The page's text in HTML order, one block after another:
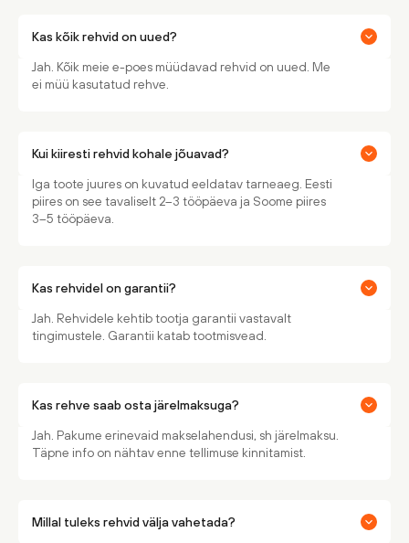
Kas kõik rehvid on uued?
Jah. Kõik meie e-poes müüdavad rehvid on uued. Me
ei müü kasutatud rehve.
Kui kiiresti rehvid kohale jõuavad?
Iga toote juures on kuvatud eeldatav tarneaeg. Eesti
piires on see tavaliselt 2–3 tööpäeva ja Soome piires
3–5 tööpäeva.
Kas rehvidel on garantii?
Jah. Rehvidele kehtib tootja garantii vastavalt
tingimustele. Garantii katab tootmisvead.
Kas rehve saab osta järelmaksuga?
Jah. Pakume erinevaid makselahendusi, sh järelmaksu.
Täpne info on nähtav enne tellimuse kinnitamist.
Millal tuleks rehvid välja vahetada?